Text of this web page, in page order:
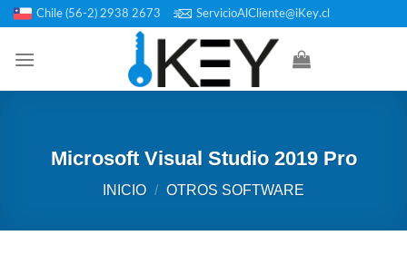
Saltar
contenido
Chile (56-2) 2938 2673 ServicioAlCliente@iKey.cl
Microsoft Visual Studio 2019 Pro
INICIO / OTROS SOFTWARE